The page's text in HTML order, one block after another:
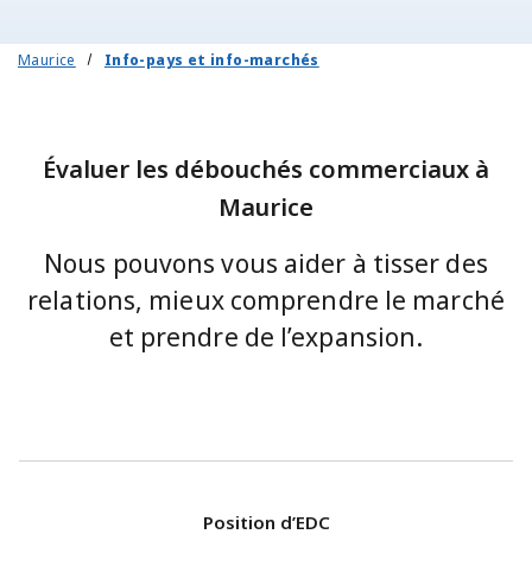
Maurice Info-pays et info-marchés
Évaluer les débouchés commerciaux à
Maurice
Nous pouvons vous aider à tisser des
relations, mieux comprendre le marché
et prendre de l’expansion.
Position d’EDC